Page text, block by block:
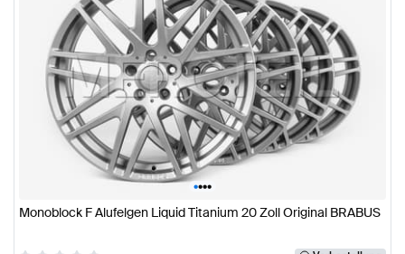
••••
Monoblock F Alufelgen Liquid Titanium 20 Zoll Original BRABUS